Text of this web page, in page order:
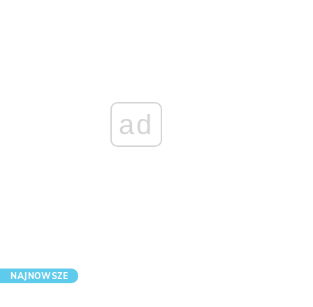
ad
NAJNOWSZE